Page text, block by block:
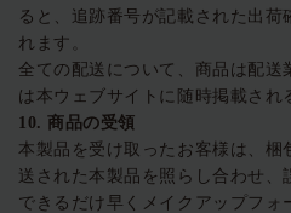
ると、追跡番号が記載された出荷
れます。
全ての配送について、商品は配送
は本ウェブサイトに随時掲載され
10. 商品の受領
本製品を受け取ったお客様は、梱
送された本製品を照らし合わせ、
できるだけ早くメイクアップフォ